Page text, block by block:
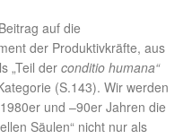
auf die
der Produktivkräfte, aus
„Teil der conditio humana“
(S.143). Wir werden
und –90er Jahren die
Säulen“ nicht nur als